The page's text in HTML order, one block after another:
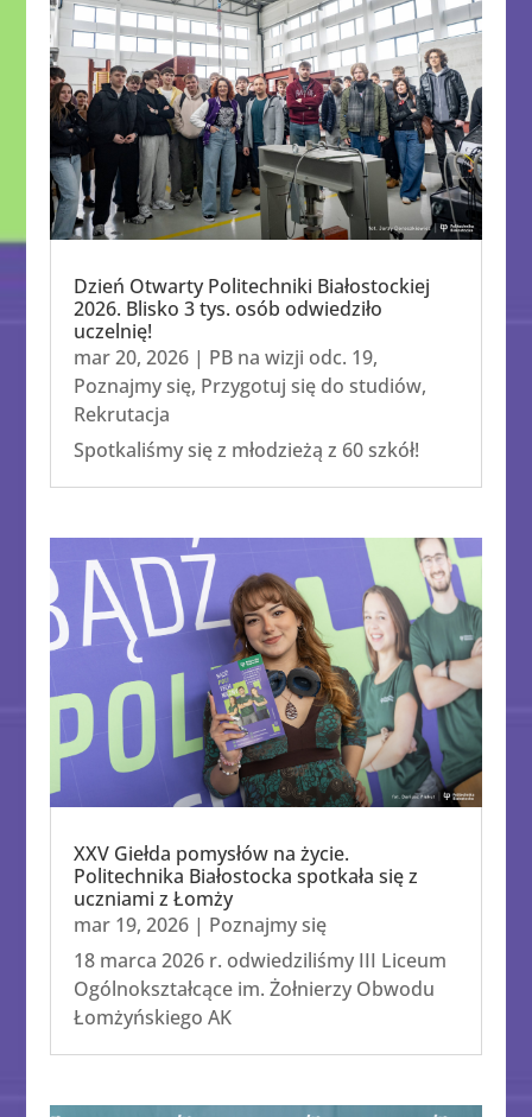
Dzień Otwarty Politechniki Białostockiej
2026. Blisko 3 tys. osób odwiedziło
uczelnię!
mar 20, 2026 | PB na wizji odc. 19,
Poznajmy się, Przygotuj się do studiów,
Rekrutacja
Spotkaliśmy się z młodzieżą z 60 szkół!
XXV Giełda pomysłów na życie.
Politechnika Białostocka spotkała się z
uczniami z Łomży
mar 19, 2026 | Poznajmy się
18 marca 2026 r. odwiedziliśmy III Liceum
Ogólnokształcące im. Żołnierzy Obwodu
Łomżyńskiego AK